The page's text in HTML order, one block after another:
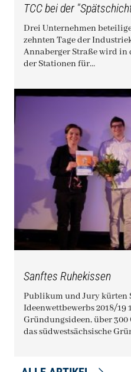
TCC bei der
Drei Unternehmen
zehnten Tage der Industriekultur
Annaberger Straße wird in
der Stationen für…
Sanftes Ruhekissen
Publikum und Jury kürten
Ideenwettbewerbs 2018/19 1.100 betreute
Gründungsideen, über
das südwestsächsische